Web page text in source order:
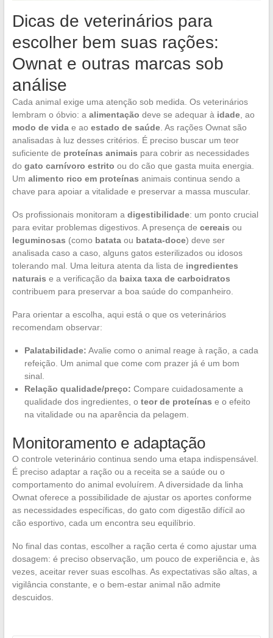
Dicas de veterinários para
escolher bem suas rações:
Ownat e outras marcas sob
análise
Cada animal exige uma atenção sob medida. Os veterinários
lembram o óbvio: a alimentação deve se adequar à idade, ao
modo de vidae ao estado de saúde. As rações Ownat são
analisadas à luz desses critérios. É preciso buscar um teor
suficiente de proteínas animais para cobrir as necessidades
do gato carnívoro estrito ou do cão que gasta muita energia.
Um alimento rico em proteínas animais continua sendo a
chave para apoiar a vitalidade e preservar a massa muscular.
Os profissionais monitoram a digestibilidade: um ponto crucial
para evitar problemas digestivos. A presença de cereais ou
leguminosas (como batataou batata-doce) deve ser
analisada caso a caso, alguns gatos esterilizados ou idosos
tolerando mal. Uma leitura atenta da lista de ingredientes
naturais e a verificação da baixa taxa de carboidratos
contribuem para preservar a boa saúde do companheiro.
Para orientar a escolha, aqui está o que os veterinários
recomendam observar:
Palatabilidade: Avalie como o animal reage à ração, a cada
refeição. Um animal que come com prazer já é um bom
sinal.
Relação qualidade/preço: Compare cuidadosamente a
qualidade dos ingredientes, o teor de proteínas e o efeito
na vitalidade ou na aparência da pelagem.
Monitoramento e adaptação
O controle veterinário continua sendo uma etapa indispensável.
É preciso adaptar a ração ou a receita se a saúde ou o
comportamento do animal evoluírem. A diversidade da linha
Ownat oferece a possibilidade de ajustar os aportes conforme
as necessidades específicas, do gato com digestão difícil ao
cão esportivo, cada um encontra seu equilíbrio.
No final das contas, escolher a ração certa é como ajustar uma
dosagem: é preciso observação, um pouco de experiência e, às
vezes, aceitar rever suas escolhas. As expectativas são altas, a
vigilância constante, e o bem-estar animal não admite
descuidos.